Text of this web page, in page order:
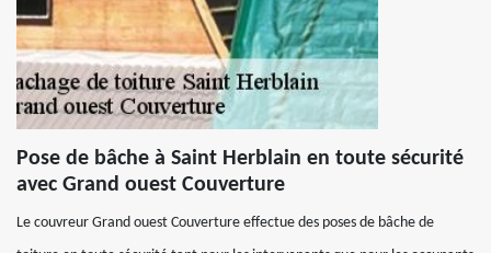
Pose de bâche à Saint Herblain en toute sécurité
avec Grand ouest Couverture
Le couvreur Grand ouest Couverture effectue des poses de bâche de